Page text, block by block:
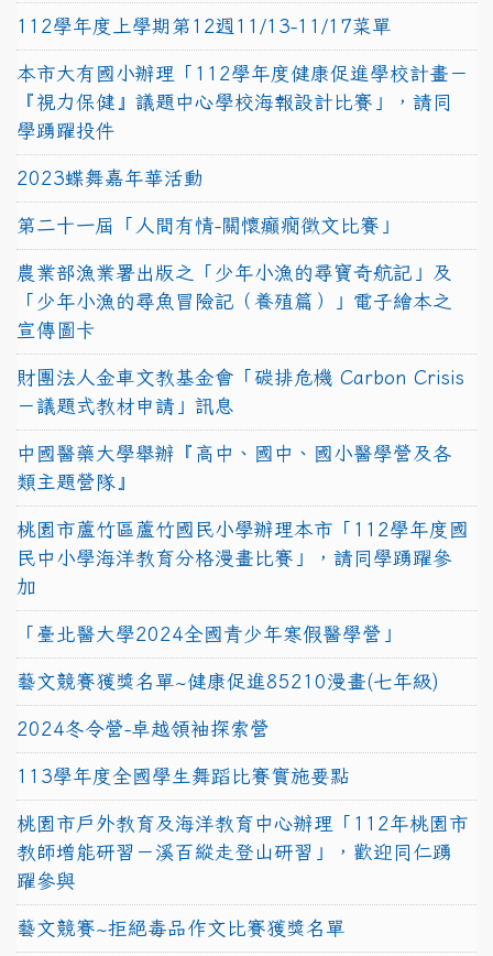
112學年度上學期第12週11/13-11/17菜單
本市大有國小辦理「112學年度健康促進學校計畫－
『視力保健』議題中心學校海報設計比賽」，請同
學踴躍投件
2023蝶舞嘉年華活動
第二十一屆「人間有情-關懷癲癇徵文比賽」
農業部漁業署出版之「少年小漁的尋寶奇航記」及
「少年小漁的尋魚冒險記（養殖篇）」電子繪本之
宣傳圖卡
財團法人金車文教基金會「碳排危機 Carbon Crisis
－議題式教材申請」訊息
中國醫藥大學舉辦『高中、國中、國小醫學營及各
類主題營隊』
桃園市蘆竹區蘆竹國民小學辦理本市「112學年度國
民中小學海洋教育分格漫畫比賽」，請同學踴躍參
加
「臺北醫大學2024全國青少年寒假醫學營」
藝文競賽獲獎名單~健康促進85210漫畫(七年級)
2024冬令營-卓越領袖探索營
113學年度全國學生舞蹈比賽實施要點
桃園市戶外教育及海洋教育中心辦理「112年桃園市
教師增能研習－溪百縱走登山研習」，歡迎同仁踴
躍參與
藝文競賽~拒絕毒品作文比賽獲獎名單